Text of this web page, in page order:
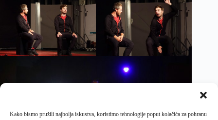
Kako bismo pružili najbolja iskustva, koristimo tehnologije poput kolačića za pohranu